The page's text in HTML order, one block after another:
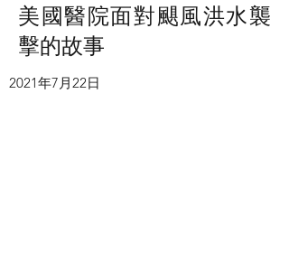
美國醫院面對颶風洪水襲
擊的故事
2021年7月22日